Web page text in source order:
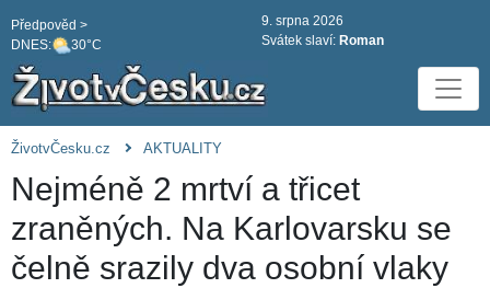
DNES: 30°C
Předpověd >
9. srpna 2026
Svátek slaví: Roman
ŽivotvČesku.cz AKTUALITY
Nejméně 2 mrtví a třicet
zraněných. Na Karlovarsku se
čelně srazily dva osobní vlaky